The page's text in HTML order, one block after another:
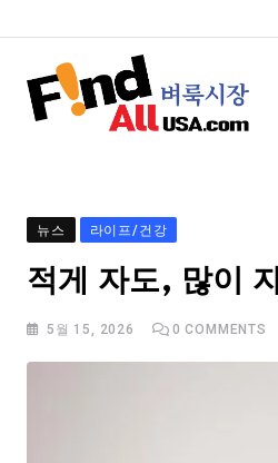
뉴스 라이프/건강
적게 자도, 많이
5월 15, 2026 0 COMMENTS